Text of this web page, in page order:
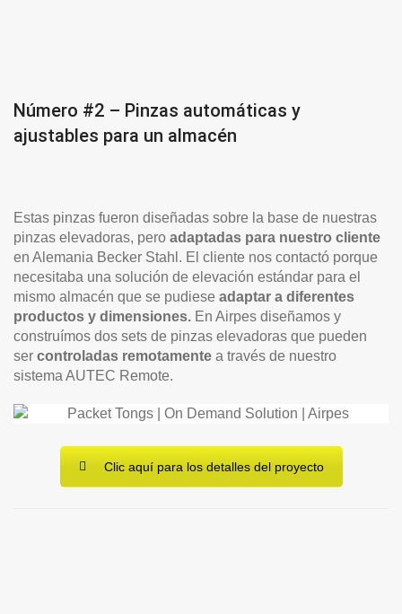
Número #2 – Pinzas automáticas y
ajustables para un almacén
Estas pinzas fueron diseñadas sobre la base de nuestras
pinzas elevadoras, pero adaptadas para nuestro cliente
en Alemania Becker Stahl. El cliente nos contactó porque
necesitaba una solución de elevación estándar para el
mismo almacén que se pudiese adaptar a diferentes
productos y dimensiones. En Airpes diseñamos y
construímos dos sets de pinzas elevadoras que pueden
ser controladas remotamente a través de nuestro
sistema AUTEC Remote.
Clic aquí para los detalles del proyecto